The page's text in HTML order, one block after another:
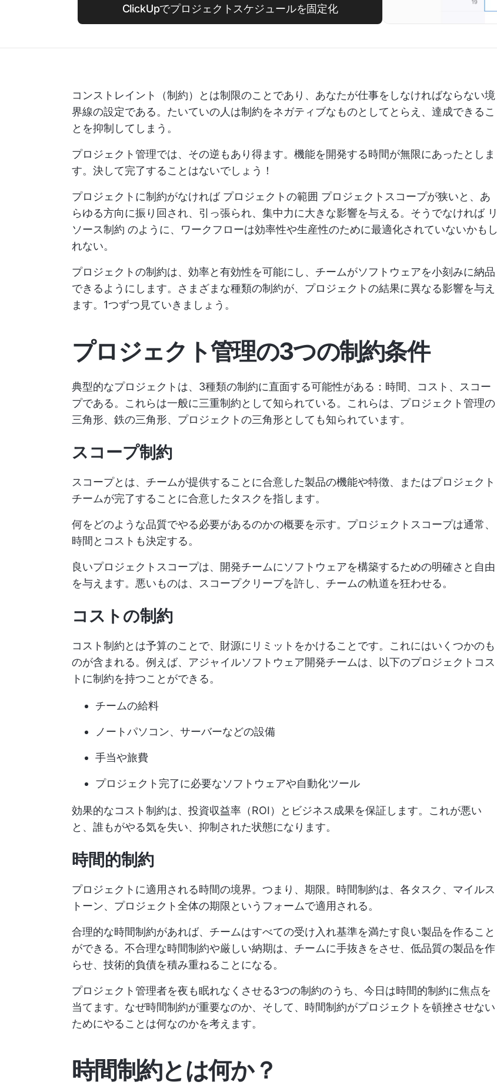
ClickUpでプロジェクトスケジュールを固定化
コンストレイント（制約）とは制限のことであり、あなたが仕事をしなければならない境
界線の設定である。たいていの人は制約をネガティブなものとしてとらえ、達成できるこ
とを抑制してしまう。
プロジェクト管理では、その逆もあり得ます。機能を開発する時間が無限にあったとしま
す。決して完了することはないでしょう！
プロジェクトに制約がなければ プロジェクトの範囲 プロジェクトスコープが狭いと、あ
らゆる方向に振り回され、引っ張られ、集中力に大きな影響を与える。そうでなければ リ
ソース制約 のように、ワークフローは効率性や生産性のために最適化されていないかもし
れない。
プロジェクトの制約は、効率と有効性を可能にし、チームがソフトウェアを小刻みに納品
できるようにします。さまざまな種類の制約が、プロジェクトの結果に異なる影響を与え
ます。1つずつ見ていきましょう。
プロジェクト管理の3つの制約条件
典型的なプロジェクトは、3種類の制約に直面する可能性がある：時間、コスト、スコー
プである。これらは一般に三重制約として知られている。これらは、プロジェクト管理の
三角形、鉄の三角形、プロジェクトの三角形としても知られています。
スコープ制約
スコープとは、チームが提供することに合意した製品の機能や特徴、またはプロジェクト
チームが完了することに合意したタスクを指します。
何をどのような品質でやる必要があるのかの概要を示す。プロジェクトスコープは通常、
時間とコストも決定する。
良いプロジェクトスコープは、開発チームにソフトウェアを構築するための明確さと自由
を与えます。悪いものは、スコープクリープを許し、チームの軌道を狂わせる。
コストの制約
コスト制約とは予算のことで、財源にリミットをかけることです。これにはいくつかのも
のが含まれる。例えば、アジャイルソフトウェア開発チームは、以下のプロジェクトコス
トに制約を持つことができる。
チームの給料
ノートパソコン、サーバーなどの設備
手当や旅費
プロジェクト完了に必要なソフトウェアや自動化ツール
効果的なコスト制約は、投資収益率（ROI）とビジネス成果を保証します。これが悪い
と、誰もがやる気を失い、抑制された状態になります。
時間的制約
プロジェクトに適用される時間の境界。つまり、期限。時間制約は、各タスク、マイルス
トーン、プロジェクト全体の期限というフォームで適用される。
合理的な時間制約があれば、チームはすべての受け入れ基準を満たす良い製品を作ること
ができる。不合理な時間制約や厳しい納期は、チームに手抜きをさせ、低品質の製品を作
らせ、技術的負債を積み重ねることになる。
プロジェクト管理者を夜も眠れなくさせる3つの制約のうち、今日は時間的制約に焦点を
当てます。なぜ時間制約が重要なのか、そして、時間制約がプロジェクトを頓挫させない
ためにやることは何なのかを考えます。
時間制約とは何か？